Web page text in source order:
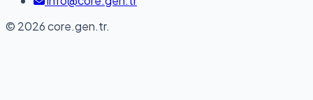
© 2026 core.gen.tr.